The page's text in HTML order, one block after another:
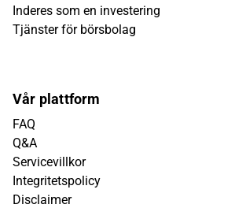
Inderes som en investering
Tjänster för börsbolag
Vår plattform
FAQ
Q&A
Servicevillkor
Integritetspolicy
Disclaimer